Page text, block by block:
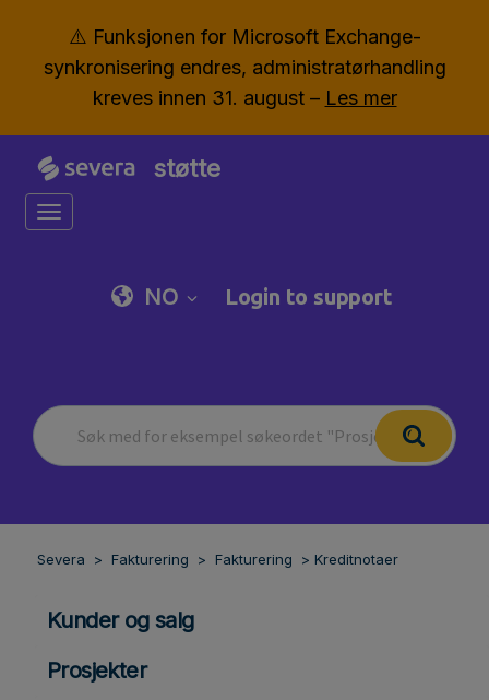
⚠️ Funksjonen for Microsoft Exchange-
synkronisering endres, administratørhandling
kreves innen 31. august – Les mer
støtte
Toggle navigation
NO Login to support
Severa Fakturering Fakturering Kreditnotaer
Kunder og salg
Prosjekter